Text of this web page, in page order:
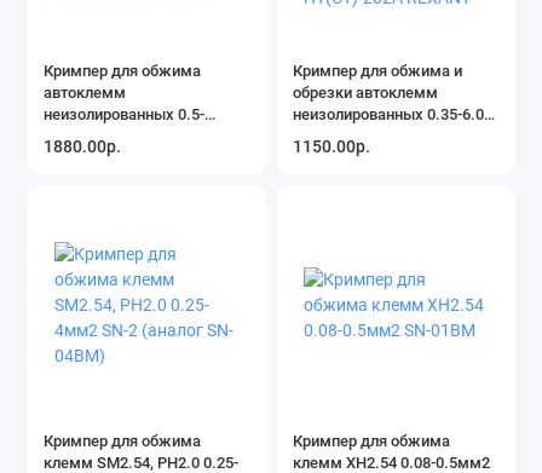
Кримпер для обжима
автоклемм
неизолированных 0.5-
PROconnect
1880.00р.
Кримпер для обжима и
обрезки автоклемм
неизолированных 0.35-6.0
1150.00р.
Кримпер для обжима
клемм SM2.54, PH2.0 0.25-
Кримпер для обжима
клемм XH2.54 0.08-0.5мм2